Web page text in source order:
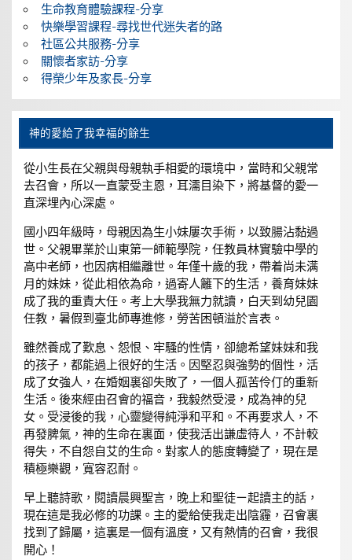
生命教育體驗課程-分享
快樂學習課程-尋找世代迷失者的路
社區公共服務-分享
關懷者家訪-分享
得榮少年及家長-分享
神的愛給了我幸福的餘生
從小生長在父親與母親執手相愛的環境中，當時和父親常
去召會，所以一直蒙受主恩，耳濡目染下，將基督的愛一
直深埋內心深處。
國小四年級時，母親因為生小妹屢次手術，以致腸沾黏過
世。父親畢業於山東第一師範學院，任教員林實驗中學的
高中老師，也因病相繼離世。年僅十歲的我，帶着尚未满
月的妹妹，從此相依為命，過寄人籬下的生活，養育妹妹
成了我的重責大任。考上大學我無力就讀，白天到幼兒園
任教，暑假到臺北師專進修，勞苦困頓溢於言表。
雖然養成了歎息、怨恨、牢騷的性情，卻總希望妹妹和我
的孩子，都能過上很好的生活。因堅忍與強勢的個性，活
成了女強人，在婚姻裏卻失敗了，一個人孤苦伶仃的重新
生活。後來經由召會的福音，我毅然受浸，成為神的兒
女。受浸後的我，心靈變得純淨和平和。不再要求人，不
再發脾氣，神的生命在裏面，使我活出謙虛待人，不計較
得失，不自怨自艾的生命。對家人的態度轉變了，現在是
積極樂觀，寬容忍耐。
早上聽詩歌，閱讀晨興聖言，晚上和聖徒ㄧ起讀主的話，
現在這是我必修的功課。主的愛給使我走出陰霾，召會裏
找到了歸屬，這裏是一個有溫度，又有熱情的召會，我很
開心！